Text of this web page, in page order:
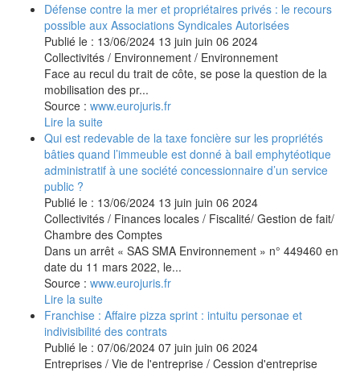
Défense contre la mer et propriétaires privés : le recours
possible aux Associations Syndicales Autorisées
Publié le : 13/06/2024 13 juin juin 06 2024
Collectivités / Environnement / Environnement
Face au recul du trait de côte, se pose la question de la
mobilisation des pr...
Source : www.eurojuris.fr
Lire la suite
Qui est redevable de la taxe foncière sur les propriétés
bâties quand l’immeuble est donné à bail emphytéotique
administratif à une société concessionnaire d’un service
public ?
Publié le : 13/06/2024 13 juin juin 06 2024
Collectivités / Finances locales / Fiscalité/ Gestion de fait/
Chambre des Comptes
Dans un arrêt « SAS SMA Environnement » n° 449460 en
date du 11 mars 2022, le...
Source : www.eurojuris.fr
Lire la suite
Franchise : Affaire pizza sprint : intuitu personae et
indivisibilité des contrats
Publié le : 07/06/2024 07 juin juin 06 2024
Entreprises / Vie de l'entreprise / Cession d'entreprise